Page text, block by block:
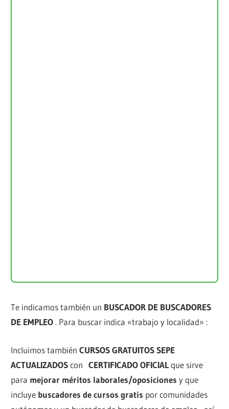
Te indicamos también un BUSCADOR DE BUSCADORES
DE EMPLEO . Para buscar indica «trabajo y localidad» :
Incluimos tambiénCURSOS GRATUITOS SEPE
ACTUALIZADOSconCERTIFICADO OFICIALque sirve
para mejorar méritos laborales/oposiciones y que
incluye buscadores de cursos gratis por comunidades